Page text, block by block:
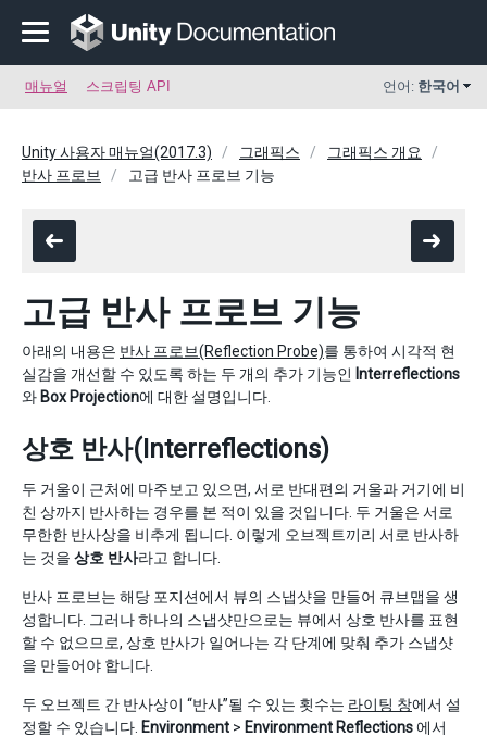
매뉴얼 스크립팅 API 언어: 한국어
Unity 사용자 매뉴얼(2017.3) 그래픽스
그래픽스 개요
반사 프로브
고급 반사 프로브 기능
고급 반사 프로브 기능
아래의 내용은 반사 프로브(Reflection Probe)를 통하여 시각적 현
실감을 개선할 수 있도록 하는 두 개의 추가 기능인 Interreflections
와 Box Projection에 대한 설명입니다.
상호 반사(Interreflections)
두 거울이 근처에 마주보고 있으면, 서로 반대편의 거울과 거기에 비
친 상까지 반사하는 경우를 본 적이 있을 것입니다. 두 거울은 서로
무한한 반사상을 비추게 됩니다. 이렇게 오브젝트끼리 서로 반사하
는 것을 상호 반사라고 합니다.
반사 프로브는 해당 포지션에서 뷰의 스냅샷을 만들어 큐브맵을 생
성합니다. 그러나 하나의 스냅샷만으로는 뷰에서 상호 반사를 표현
할 수 없으므로, 상호 반사가 일어나는 각 단계에 맞춰 추가 스냅샷
을 만들어야 합니다.
두 오브젝트 간 반사상이 “반사”될 수 있는 횟수는 라이팅 창에서 설
정할 수 있습니다. Environment > Environment Reflections에서